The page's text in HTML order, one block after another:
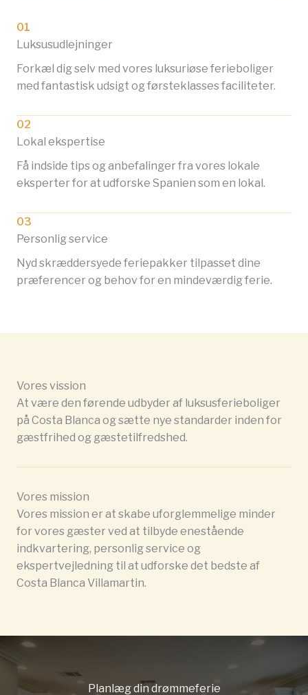
01
Luksusudlejninger
Forkæl dig selv med vores luksuriøse ferieboliger
med fantastisk udsigt og førsteklasses faciliteter.
02
Lokal ekspertise
Få indside tips og anbefalinger fra vores lokale
eksperter for at udforske Spanien som en lokal.
03
Personlig service
Nyd skræddersyede feriepakker tilpasset dine
præferencer og behov for en mindeværdig ferie.
Vores vission
At være den førende udbyder af luksusferieboliger
på Costa Blanca og sætte nye standarder inden for
gæstfrihed og gæstetilfredshed.
Vores mission
Vores mission er at skabe uforglemmelige minder
for vores gæster ved at tilbyde enestående
indkvartering, personlig service og
ekspertvejledning til at udforske det bedste af
Costa Blanca Villamartin.
Planlæg din drømmeferie